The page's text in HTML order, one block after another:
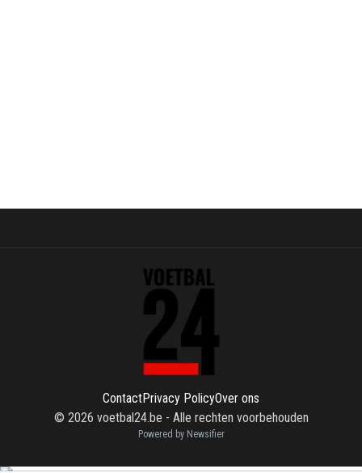
ContactPrivacy PolicyOver ons
© 2026 voetbal24.be - Alle rechten voorbehouden
Powered by Newsifier